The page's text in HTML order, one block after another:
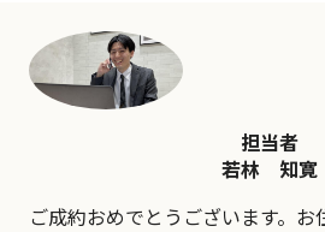
担当者
若林 知寛
ご成約おめでとうございます。